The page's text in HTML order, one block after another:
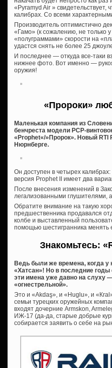
«Pyramyd Air » свидетельствует,
калибрах. Со всеми
Производитель оптимистично
«Гамо» (к сожалению, не только
«полуграммами» скорости на
удастся снять не более 25
И последнее — откуда все-таки
нижнее фото. Вот именно —
оружия!
«Пророки»
Маленькая компания из
бенчреста модели PCP-
«Prophet«/»Пророк». Новый RTI
Нюрнберге.
Он доступен в четырех
версия Prophet II имеет два
После внесения изменений в
легализованными глушителями,
Обратите внимание на такую
предшественника продавался
колбе и выставленный
помощью шестигранника менять
Знакомьтесь:
Ведь были же времена, когда
«Хатсан»! Но в последние годы
эти имена уже давно на слуху
«огнестрельной».
Это и «Akdaş», и «Huglu», и
семьи турецких оружейных
входят дочерние Armskon,
ИЖ-17 (да-да, старые добрые
собирается заявить о себе на